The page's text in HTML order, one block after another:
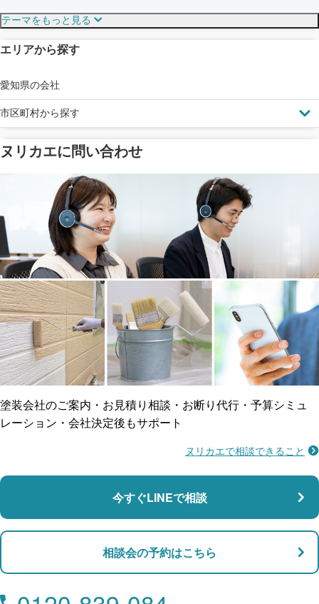
塗料の​品質を​保証
メーカー保証
工事保険
ご近所トラブルに
賠償保険
瑕疵保険
支払い対応
見えにくい屋根も安心
ドローン診断
省エネ効果
断熱・遮熱塗料対応
雨漏り修繕
防水工事
マンション・アパート対応
店舗・事務所対応
テーマをもっと見る
エリアから探す
愛知県の会社
市区町村から探す
ヌリカエに問い合わせ
塗装会社のご案内・お見積り相談・お断り代行・予算シミュ
レーション・会社決定後もサポート
ヌリカエで相談できること
今すぐLINEで相談
相談会の予約はこちら